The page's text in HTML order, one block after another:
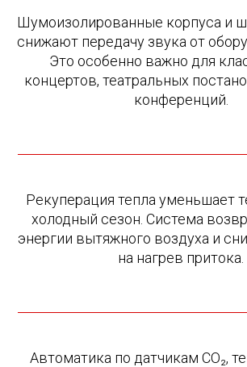
Шумоизолированные корпуса и
снижают передачу звука от
Это особенно важно для
концертов, театральных
конференций.
Рекуперация тепла уменьшает
холодный сезон. Система
энергии вытяжного воздуха и
на нагрев притока.
Автоматика по датчикам CO₂,